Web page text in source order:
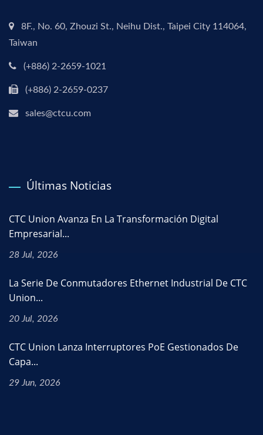
8F., No. 60, Zhouzi St., Neihu Dist., Taipei City 114064,
Taiwan
(+886) 2-2659-1021
(+886) 2-2659-0237
sales@ctcu.com
Últimas Noticias
CTC Union Avanza En La Transformación Digital
Empresarial...
28 Jul, 2026
La Serie De Conmutadores Ethernet Industrial De CTC
Union...
20 Jul, 2026
CTC Union Lanza Interruptores PoE Gestionados De
Capa...
29 Jun, 2026